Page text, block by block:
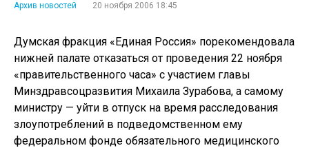
Архив новостей 20 ноября 2006 18:45
Думская фракция «Единая Россия» порекомендовала
нижней палате отказаться от проведения 22 ноября
«правительственного часа» с участием главы
Минздравсоцразвития Михаила Зурабова, а самому
министру — уйти в отпуск на время расследования
злоупотреблений в подведомственном ему
федеральном фонде обязательного медицинского